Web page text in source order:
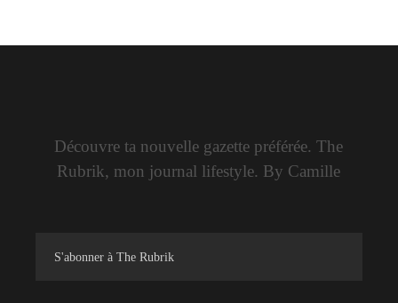
Découvre ta nouvelle gazette préférée. The
Rubrik, mon journal lifestyle. By Camille